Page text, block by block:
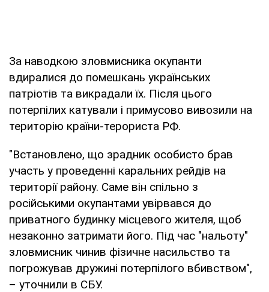
За наводкою зловмисника окупанти
вдиралися до помешкань українських
патріотів та викрадали їх. Після цього
потерпілих катували і примусово вивозили на
територію країни-терориста РФ.
"Встановлено, що зрадник особисто брав
участь у проведенні каральних рейдів на
території району. Саме він спільно з
російськими окупантами увірвався до
приватного будинку місцевого жителя, щоб
незаконно затримати його. Під час "нальоту"
зловмисник чинив фізичне насильство та
погрожував дружині потерпілого вбивством",
– уточнили в СБУ.